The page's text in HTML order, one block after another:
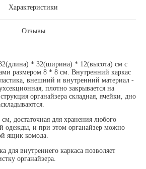
Характеристики
Отзывы
* 32(ширина) * 12(высота) см с
размером 8 * 8 см. Внутренний каркас
внешний и внутренний материал -
плотно закрывается на
органайзера складная, ячейки, дно
достаточная для хранения любого
одежды, и при этом органайзер можно
ящик комода.
для внутреннего каркаса позволяет
органайзера.